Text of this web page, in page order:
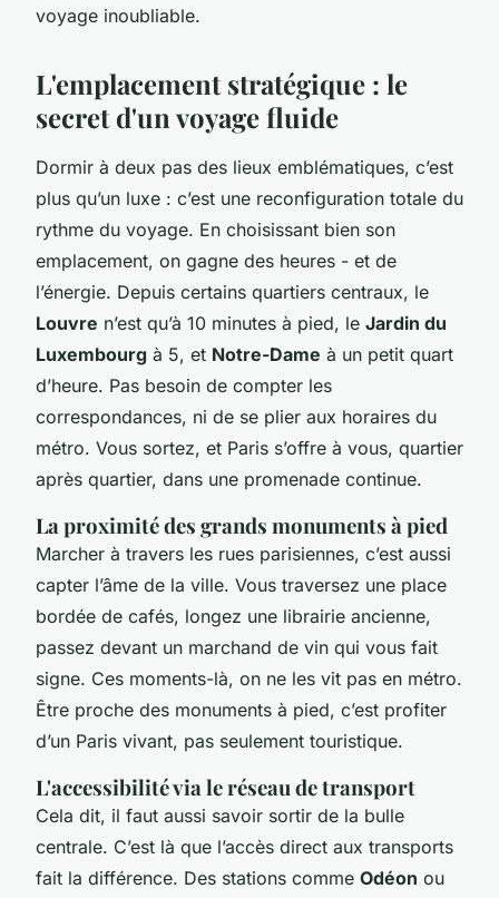
voyage inoubliable.
L'emplacement stratégique : le
secret d'un voyage fluide
Dormir à deux pas des lieux emblématiques, c’est
plus qu’un luxe : c’est une reconfiguration totale du
rythme du voyage. En choisissant bien son
emplacement, on gagne des heures - et de
l’énergie. Depuis certains quartiers centraux, le
Louvre n’est qu’à 10 minutes à pied, le Jardin du
Luxembourg à 5, et Notre-Dame à un petit quart
d’heure. Pas besoin de compter les
correspondances, ni de se plier aux horaires du
métro. Vous sortez, et Paris s’offre à vous, quartier
après quartier, dans une promenade continue.
La proximité des grands monuments à pied
Marcher à travers les rues parisiennes, c’est aussi
capter l’âme de la ville. Vous traversez une place
bordée de cafés, longez une librairie ancienne,
passez devant un marchand de vin qui vous fait
signe. Ces moments-là, on ne les vit pas en métro.
Être proche des monuments à pied, c’est profiter
d’un Paris vivant, pas seulement touristique.
L'accessibilité via le réseau de transport
Cela dit, il faut aussi savoir sortir de la bulle
centrale. C’est là que l’accès direct aux transports
fait la différence. Des stations comme Odéon ou